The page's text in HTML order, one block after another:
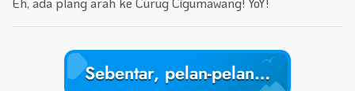
Sebentar, pelan-pelan…